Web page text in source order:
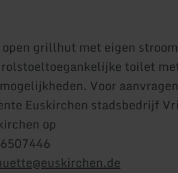
open grillhut met eigen
toilet
Voor
Euskirchen stadsbedrijf
op